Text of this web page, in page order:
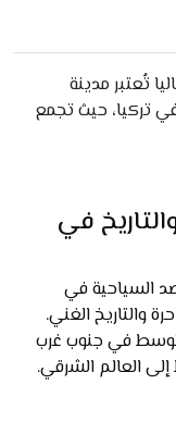
تُعتبر مدينة
تركيا، حيث تجمع
في
السياحية في
والتاريخ الغني.
في جنوب غرب
إلى العالم الشرقي.